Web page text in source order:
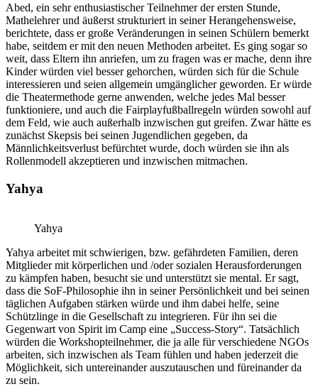
Abed, ein sehr enthusiastischer Teilnehmer der ersten Stunde,
Mathelehrer und äußerst strukturiert in seiner Herangehensweise,
berichtete, dass er große Veränderungen in seinen Schülern bemerkt
habe, seitdem er mit den neuen Methoden arbeitet. Es ging sogar so
weit, dass Eltern ihn anriefen, um zu fragen was er mache, denn ihre
Kinder würden viel besser gehorchen, würden sich für die Schule
interessieren und seien allgemein umgänglicher geworden. Er würde
die Theatermethode gerne anwenden, welche jedes Mal besser
funktioniere, und auch die Fairplayfußballregeln würden sowohl auf
dem Feld, wie auch außerhalb inzwischen gut greifen. Zwar hätte es
zunächst Skepsis bei seinen Jugendlichen gegeben, da
Männlichkeitsverlust befürchtet wurde, doch würden sie ihn als
Rollenmodell akzeptieren und inzwischen mitmachen.
Yahya
Yahya
Yahya arbeitet mit schwierigen, bzw. gefährdeten Familien, deren
Mitglieder mit körperlichen und /oder sozialen Herausforderungen
zu kämpfen haben, besucht sie und unterstützt sie mental. Er sagt,
dass die SoF-Philosophie ihn in seiner Persönlichkeit und bei seinen
täglichen Aufgaben stärken würde und ihm dabei helfe, seine
Schützlinge in die Gesellschaft zu integrieren. Für ihn sei die
Gegenwart von Spirit im Camp eine „Success-Story“. Tatsächlich
würden die Workshopteilnehmer, die ja alle für verschiedene NGOs
arbeiten, sich inzwischen als Team fühlen und haben jederzeit die
Möglichkeit, sich untereinander auszutauschen und füreinander da
zu sein.